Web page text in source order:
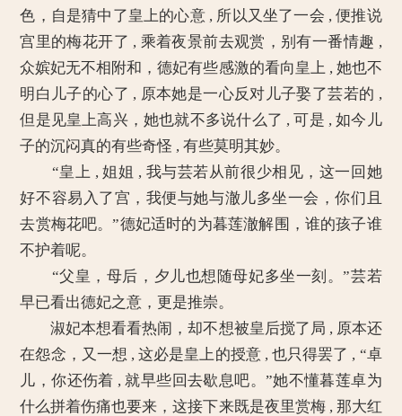
色，自是猜中了皇上的心意 , 所以又坐了一会 , 便推说
宫里的梅花开了 , 乘着夜景前去观赏，别有一番情趣 ,
众嫔妃无不相附和，德妃有些感激的看向皇上 , 她也不
明白儿子的心了 , 原本她是一心反对儿子娶了芸若的 ,
但是见皇上高兴，她也就不多说什么了 , 可是 , 如今儿
子的沉闷真的有些奇怪 , 有些莫明其妙。
“皇上 , 姐姐 , 我与芸若从前很少相见，这一回她
好不容易入了宫，我便与她与澈儿多坐一会，你们且
去赏梅花吧。”德妃适时的为暮莲澈解围，谁的孩子谁
不护着呢。
“父皇，母后，夕儿也想随母妃多坐一刻。”芸若
早已看出德妃之意，更是推崇。
淑妃本想看看热闹，却不想被皇后搅了局 , 原本还
在怨念，又一想 , 这必是皇上的授意 , 也只得罢了 , “卓
儿，你还伤着 , 就早些回去歇息吧。”她不懂暮莲卓为
什么拼着伤痛也要来，这接下来既是夜里赏梅 , 那大红